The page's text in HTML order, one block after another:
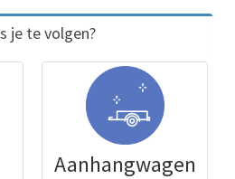
je te volgen?
Aanhangwagen